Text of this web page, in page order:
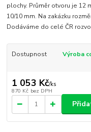
plochy. Průměr otvoru je 12
10/10 mm. Na zakázku
Dodáváme do celé ČR
Dostupnost Výroba
1 053 Kč/ks
870 Kč bez DPH